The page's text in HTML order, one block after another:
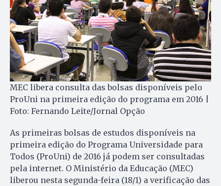
MEC libera consulta das bolsas disponíveis pelo
ProUni na primeira edição do programa em 2016 |
Foto: Fernando Leite/Jornal Opção
As primeiras bolsas de estudos disponíveis na
primeira edição do Programa Universidade para
Todos (ProUni) de 2016 já podem ser consultadas
pela internet. O Ministério da Educação (MEC)
liberou nesta segunda-feira (18/1) a verificação das